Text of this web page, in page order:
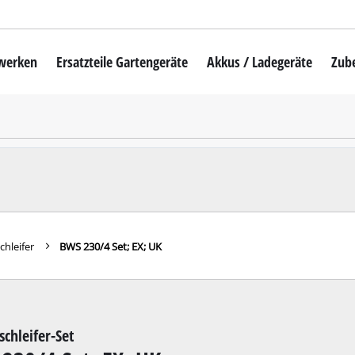
Ersatzteile Gartengeräte
Akku-Rasenmäher
Elektro-Rasenmäher
Akku-Rasentrimmer
Elektro-Rasentrimmer
Akku-Sensen
Akkus / Ladegeräte
BWS 230/4 Set; EX; UK
Set